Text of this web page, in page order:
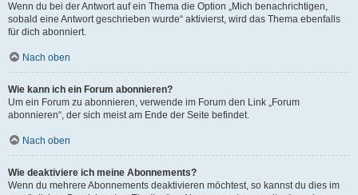
Wenn du bei der Antwort auf ein Thema die Option „Mich benachrichtigen,
sobald eine Antwort geschrieben wurde“ aktivierst, wird das Thema ebenfalls
für dich abonniert.
Nach oben
Wie kann ich ein Forum abonnieren?
Um ein Forum zu abonnieren, verwende im Forum den Link „Forum
abonnieren“, der sich meist am Ende der Seite befindet.
Nach oben
Wie deaktiviere ich meine Abonnements?
Wenn du mehrere Abonnements deaktivieren möchtest, so kannst du dies im